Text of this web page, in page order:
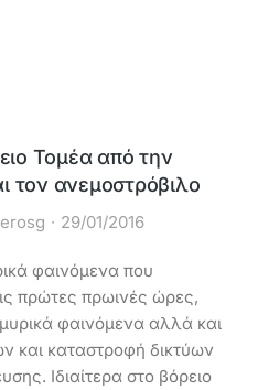
Τομέα από την
τον ανεμοστρόβιλο
29/01/2016
φαινόμενα που
πρώτες πρωινές ώρες,
φαινόμενα αλλά και
και καταστροφή δικτύων
Ιδιαίτερα στο βόρειο